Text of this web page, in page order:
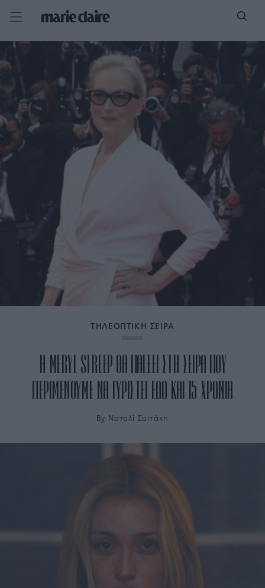
ΤΗΛΕΟΠΤΙΚΗ ΣΕΙΡΑ
Η MERYL STREEP ΘΑ ΠΑΙΞΕΙ ΣΤΗ ΣΕΙΡΑ ΠΟΥ
ΠΕΡΙΜΕΝΟΥΜΕ ΝΑ ΓΥΡΙΣΤΕΙ ΕΔΩ ΚΑΙ 15 ΧΡΟΝΙΑ
By Ναταλί Σαϊτάκη